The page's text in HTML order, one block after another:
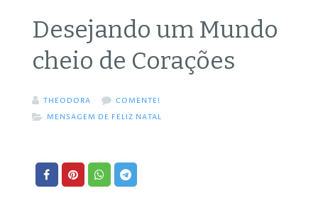
Desejando um Mundo
cheio de Corações
THEODORA
COMENTE!
MENSAGEM DE FELIZ NATAL